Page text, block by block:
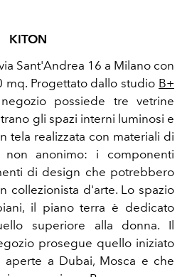
KITON
Sant'Andrea 16 a Milano con
mq. Progettato dallo studio B+
possiede tre vetrine
gli spazi interni luminosi e
tela realizzata con materiali di
non anonimo: i componenti
di design che potrebbero
collezionista d'arte. Lo spazio
il piano terra è dedicato
superiore alla donna. Il
prosegue quello iniziato
a Dubai, Mosca e che